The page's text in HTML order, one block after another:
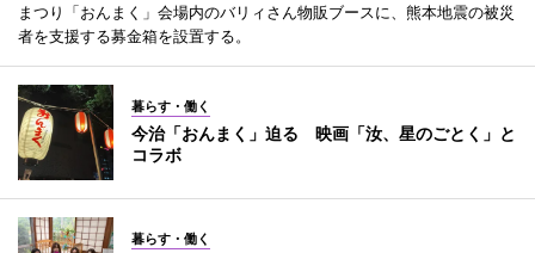
まつり「おんまく」会場内のバリィさん物販ブースに、熊本地震の被災
者を支援する募金箱を設置する。
暮らす・働く
今治「おんまく」迫る 映画「汝、星のごとく」と
コラボ
暮らす・働く